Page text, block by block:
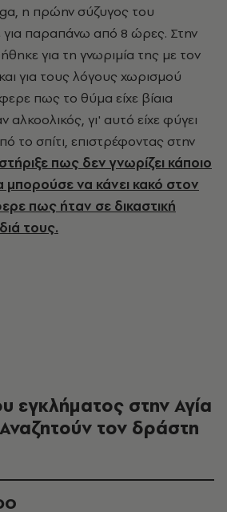
η πρώην σύζυγος του
για παραπάνω από 8 ώρες. Στην
για τη γνωριμία της με τον
για τους λόγους χωρισμού
πως το θύμα είχε βίαια
αλκοολικός, γι' αυτό είχε φύγει
το σπίτι, επιστρέφοντας στην
πως δεν γνωρίζει κάποιο
να κάνει κακό στον
πως ήταν σε δικαστική
τους.
εγκλήματος στην Αγία
τον δράστη